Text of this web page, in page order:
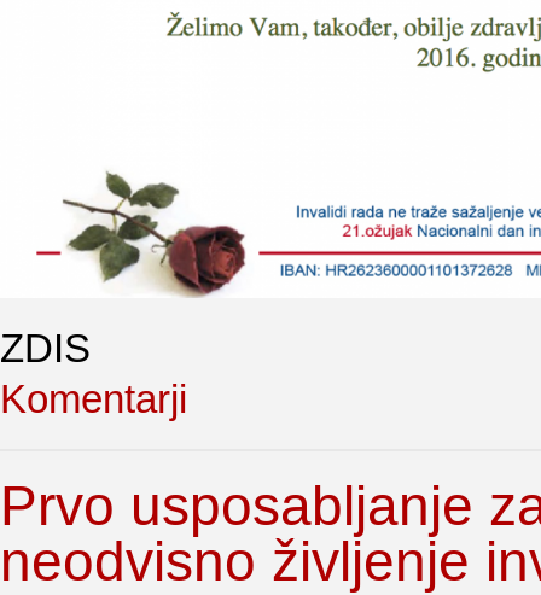
ZDIS
Komentarji
Prvo usposabljanje
neodvisno življenje